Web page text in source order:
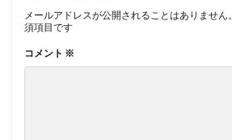
メールアドレスが公開されることはありません。
須項目です
コメント ※